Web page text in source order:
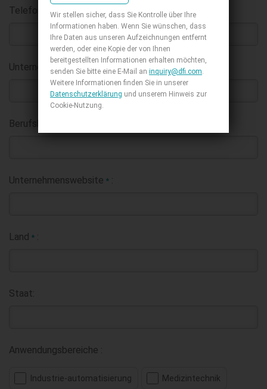
Telefon :
Unternehmen *:
Berufsbezeichnung:
Unternehmenswebsite * :
Land * :
Staat:
Anwendungsbereiche :
Industrie-automatisierung Medizintechnik
Wir stellen sicher, dass Sie Kontrolle über Ihre
Informationen haben. Wenn Sie wünschen, dass
Ihre Daten aus unseren Aufzeichnungen entfernt
werden, oder eine Kopie der von Ihnen
bereitgestellten Informationen erhalten möchten,
senden Sie bitte eine E-Mail an inquiry@dfi.com.
Weitere Informationen finden Sie in unserer
Datenschutzerklärung und unserem Hinweis zur
Cookie-Nutzung.